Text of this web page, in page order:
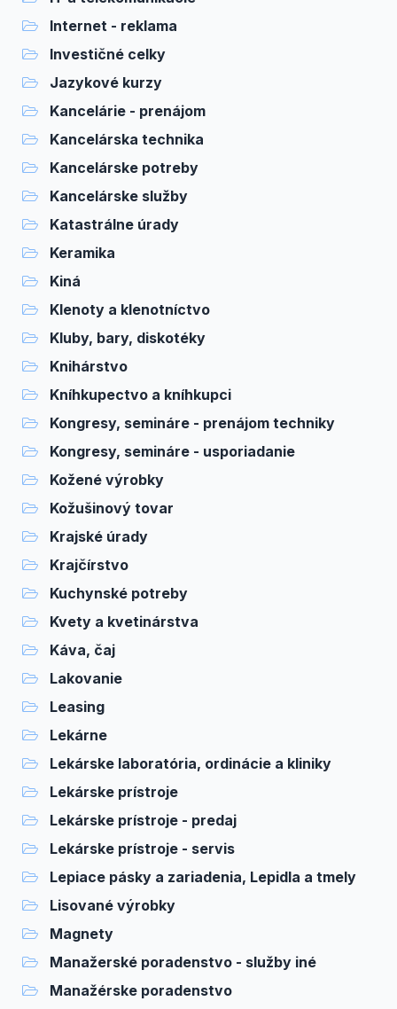
Internet - reklama
Investičné celky
Jazykové kurzy
Kancelárie - prenájom
Kancelárska technika
Kancelárske potreby
Kancelárske služby
Katastrálne úrady
Keramika
Kiná
Klenoty a klenotníctvo
Kluby, bary, diskotéky
Knihárstvo
Kníhkupectvo a kníhkupci
Kongresy, semináre - prenájom techniky
Kongresy, semináre - usporiadanie
Kožené výrobky
Kožušinový tovar
Krajské úrady
Krajčírstvo
Kuchynské potreby
Kvety a kvetinárstva
Káva, čaj
Lakovanie
Leasing
Lekárne
Lekárske laboratória, ordinácie a kliniky
Lekárske prístroje
Lekárske prístroje - predaj
Lekárske prístroje - servis
Lepiace pásky a zariadenia, Lepidla a tmely
Lisované výrobky
Magnety
Manažerské poradenstvo - služby iné
Manažérske poradenstvo